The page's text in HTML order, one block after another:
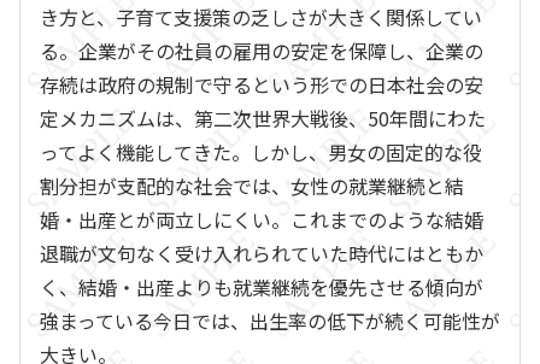
き方と、子育て支援策の乏しさが大きく関係してい
る。企業がその社員の雇用の安定を保障し、企業の
存続は政府の規制で守るという形での日本社会の安
定メカニズムは、第二次世界大戦後、50年間にわた
ってよく機能してきた。しかし、男女の固定的な役
割分担が支配的な社会では、女性の就業継続と結
婚・出産とが両立しにくい。これまでのような結婚
退職が文句なく受け入れられていた時代にはともか
く、結婚・出産よりも就業継続を優先させる傾向が
強まっている今日では、出生率の低下が続く可能性が
大きい。